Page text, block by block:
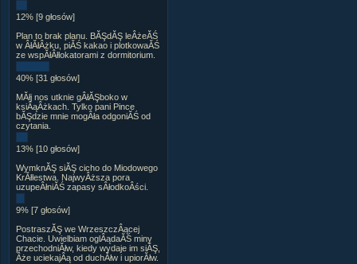
12% [9 głosów]
Plan to brak planu. BĂŞdĂŞ leÂżeĂŚ
w ÂłĂłÂżku, piĂŚ kakao i plotkowaĂŚ
ze wspĂłÂłlokatorami z dormitorium.
40% [31 głosów]
MĂłj nos utknie gÂłĂŞboko w
ksiÂąÂżkach. Tylko pani Pince
bĂŞdzie mnie mogÂła odgoniĂŚ od
czytania.
13% [10 głosów]
WymknĂŞ siĂŞ cicho do Miodowego
KrĂłlestwa. NajwyÂższa pora
uzupeÂłniĂŚ zapasy sÂłodkoÂści.
9% [7 głosów]
PostraszĂŞ we WrzeszczÂącej
Chacie. Uwielbiam oglÂądaĂŚ miny
przechodniĂłw, kiedy wydaje im siĂŞ,
Âże uciekajÂą od duchĂłw i upiorĂłw.